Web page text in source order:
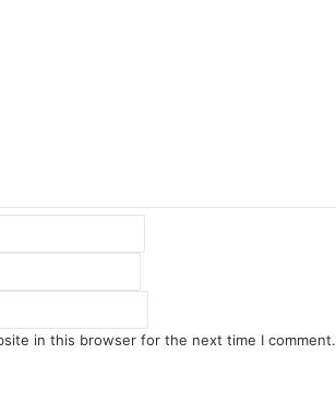
in this browser for the next time I comment.